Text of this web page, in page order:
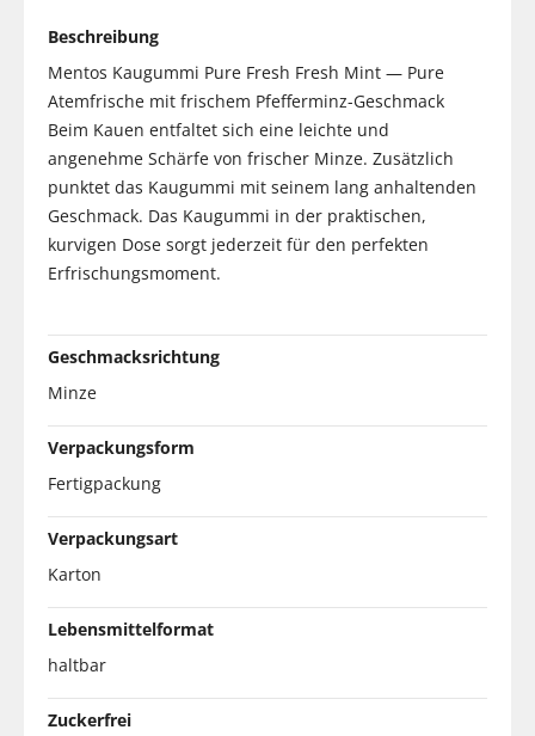
Beschreibung
Mentos Kaugummi Pure Fresh Fresh Mint — Pure
Atemfrische mit frischem Pfefferminz-Geschmack
Beim Kauen entfaltet sich eine leichte und
angenehme Schärfe von frischer Minze. Zusätzlich
punktet das Kaugummi mit seinem lang anhaltenden
Geschmack. Das Kaugummi in der praktischen,
kurvigen Dose sorgt jederzeit für den perfekten
Erfrischungsmoment.
Geschmacksrichtung
Minze
Verpackungsform
Fertigpackung
Verpackungsart
Karton
Lebensmittelformat
haltbar
Zuckerfrei